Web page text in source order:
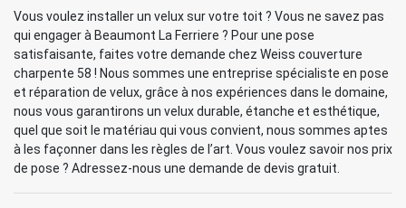
Vous voulez installer un velux sur votre toit ? Vous ne savez pas
qui engager à Beaumont La Ferriere ? Pour une pose
satisfaisante, faites votre demande chez Weiss couverture
charpente 58 ! Nous sommes une entreprise spécialiste en pose
et réparation de velux, grâce à nos expériences dans le domaine,
nous vous garantirons un velux durable, étanche et esthétique,
quel que soit le matériau qui vous convient, nous sommes aptes
à les façonner dans les règles de l’art. Vous voulez savoir nos prix
de pose ? Adressez-nous une demande de devis gratuit.